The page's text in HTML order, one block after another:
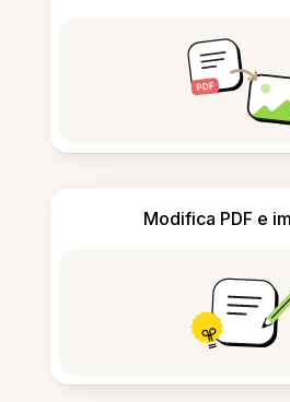
Modifica PDF e